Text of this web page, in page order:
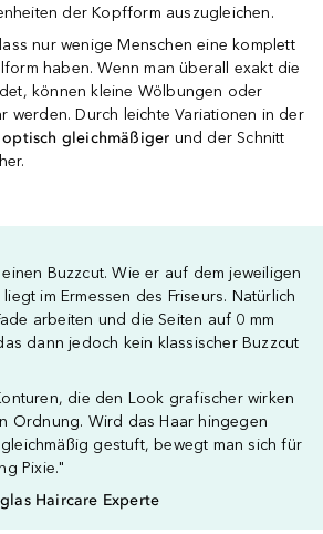
der Kopfform auszugleichen.
nur wenige Menschen eine komplett
haben. Wenn man überall exakt die
können kleine Wölbungen oder
werden. Durch leichte Variationen in der
optisch gleichmäßiger und der Schnitt
Buzzcut. Wie er auf dem jeweiligen
im Ermessen des Friseurs. Natürlich
arbeiten und die Seiten auf 0 mm
dann jedoch kein klassischer Buzzcut
die den Look grafischer wirken
Ordnung. Wird das Haar hingegen
gestuft, bewegt man sich für
Pixie."
Haircare Experte